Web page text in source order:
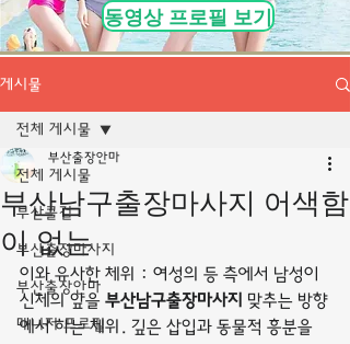
동영상 프로필 보기
게시물
전체 게시물
부산콜걸
부산출장마사지
부산출장안마
매니저 프로필
전체 게시물
부산남구출장마사지 어색함
이 없는
부산출장안마
이와 유사한 체위 : 여성의 등 측에서 남성이
신체의 앞을 부산남구출장마사지 맞추는 방향
에서 하는 체위. 깊은 삽입과 동물적 흥분을